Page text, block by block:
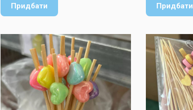
Придбати Придбати